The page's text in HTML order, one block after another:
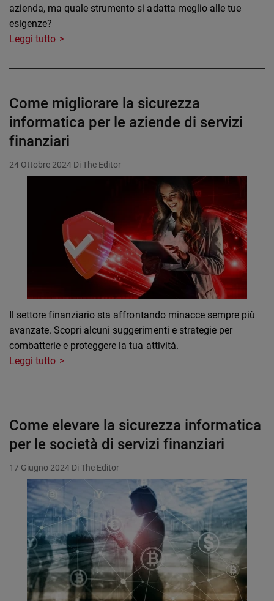
azienda, ma quale strumento si adatta meglio alle tue
esigenze?
Leggi tutto
Come migliorare la sicurezza
informatica per le aziende di servizi
finanziari
24 Ottobre 2024 Di The Editor
Il settore finanziario sta affrontando minacce sempre più
avanzate. Scopri alcuni suggerimenti e strategie per
combatterle e proteggere la tua attività.
Leggi tutto
Come elevare la sicurezza informatica
per le società di servizi finanziari
17 Giugno 2024 Di The Editor